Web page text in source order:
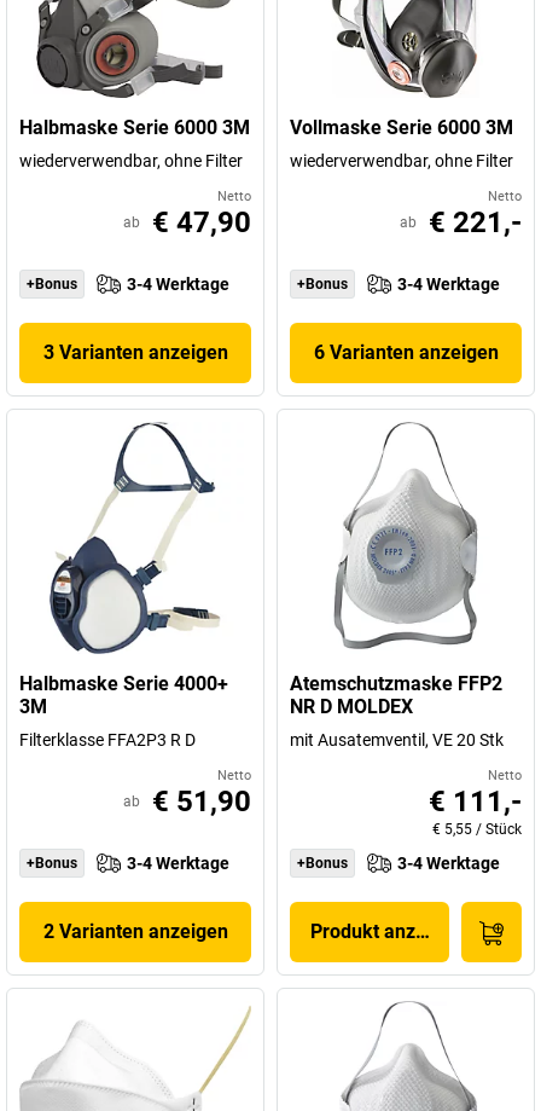
Halbmaske Serie 6000 3M
wiederverwendbar, ohne Filter
Netto
ab € 47,90
+Bonus 3-4 Werktage
3 Varianten anzeigen
Vollmaske Serie 6000 3M
wiederverwendbar, ohne Filter
Netto
ab € 221,-
+Bonus 3-4 Werktage
6 Varianten anzeigen
Halbmaske Serie 4000+
3M
Filterklasse FFA2P3 R D
Netto
ab € 51,90
+Bonus 3-4 Werktage
2 Varianten anzeigen
Atemschutzmaske FFP2
NR D MOLDEX
mit Ausatemventil, VE 20 Stk
Netto
€ 111,-
€ 5,55 / Stück
+Bonus
3-4 Werktage
Produkt anzeigen